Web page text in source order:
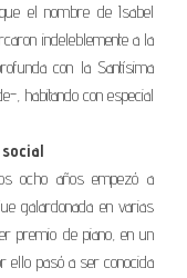
el nombre de Isabel
indeleblemente a la
con la Santísima
, habitando con especial
ocho años empezó a
galardonada en varias
premio de piano, en un
ello pasó a ser conocida